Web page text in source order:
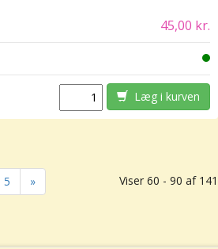
45,00 kr.
Læg i kurven
Viser 60 - 90 af 141
5 »